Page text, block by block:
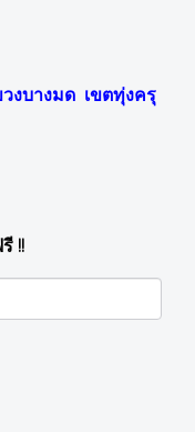
งบางมด เขตทุ่งครุ
!!